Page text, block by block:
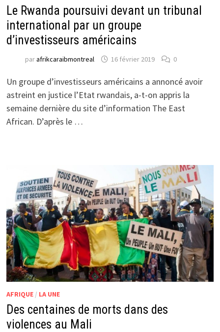
Le Rwanda poursuivi devant un tribunal
international par un groupe
d’investisseurs américains
parafrikcaraibmontreal 16 février 2019 0
Un groupe d’investisseurs américains a annoncé avoir
astreint en justice l’Etat rwandais, a-t-on appris la
semaine dernière du site d’information The East
African. D’après le …
AFRIQUE/ LA UNE
Des centaines de morts dans des
violences au Mali